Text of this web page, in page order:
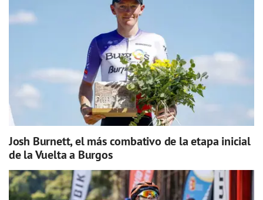
Josh Burnett, el más combativo de la etapa inicial
de la Vuelta a Burgos